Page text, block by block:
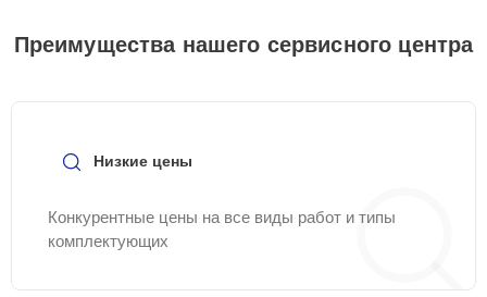
Преимущества нашего сервисного центра
Низкие цены
Конкурентные цены на все виды работ и типы
комплектующих